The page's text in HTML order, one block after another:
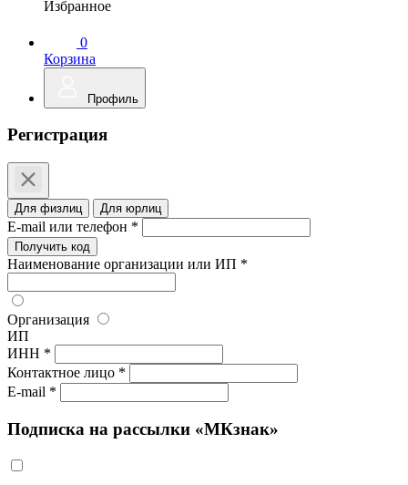
Избранное
0
Корзина
Профиль
Регистрация
Для физлиц Для юрлиц
E-mail или телефон *
Получить код
Наименование организации или ИП *
Организация
ИП
ИНН *
Контактное лицо *
E-mail *
Подписка на рассылки «МКзнак»